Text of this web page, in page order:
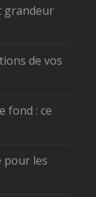
grandeur
de vos
fond : ce
pour les